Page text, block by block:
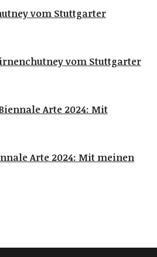
vom Stuttgarter
vom Stuttgarter
Arte 2024: Mit
Arte 2024: Mit meinen